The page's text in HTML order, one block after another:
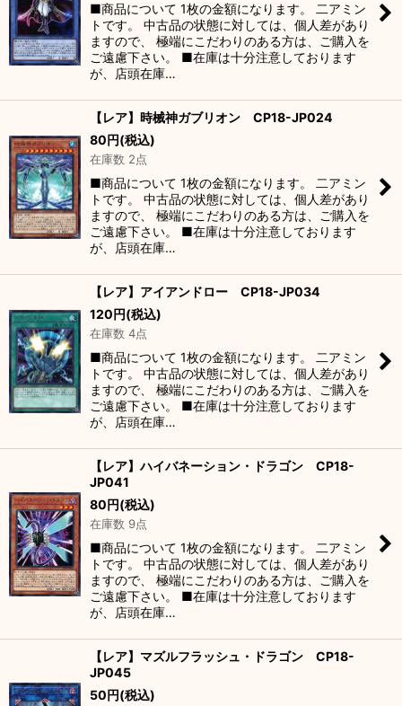
■商品について 1枚の金額になります。 二アミン
トです。 中古品の状態に対しては、個人差があり
ますので、 極端にこだわりのある方は、ご購入を
ご遠慮下さい。 ■在庫は十分注意しております
が、店頭在庫…
【レア】時械神ガブリオン CP18-JP024
80円(税込)
在庫数 2点
■商品について 1枚の金額になります。 二アミン
トです。 中古品の状態に対しては、個人差があり
ますので、 極端にこだわりのある方は、ご購入を
ご遠慮下さい。 ■在庫は十分注意しております
が、店頭在庫…
【レア】アイアンドロー CP18-JP034
120円(税込)
在庫数 4点
■商品について 1枚の金額になります。 二アミン
トです。 中古品の状態に対しては、個人差があり
ますので、 極端にこだわりのある方は、ご購入を
ご遠慮下さい。 ■在庫は十分注意しております
が、店頭在庫…
【レア】ハイバネーション・ドラゴン CP18-
JP041
80円(税込)
在庫数 9点
■商品について 1枚の金額になります。 二アミン
トです。 中古品の状態に対しては、個人差があり
ますので、 極端にこだわりのある方は、ご購入を
ご遠慮下さい。 ■在庫は十分注意しております
が、店頭在庫…
【レア】マズルフラッシュ・ドラゴン CP18-
JP045
50円(税込)